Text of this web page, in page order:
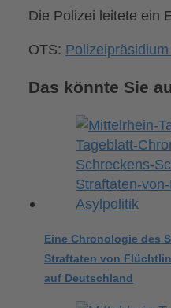
Die Polizei leitete ein
OTS:
Das könnte Sie
Eine Chronologie des
Straftaten von
auf Deutschland